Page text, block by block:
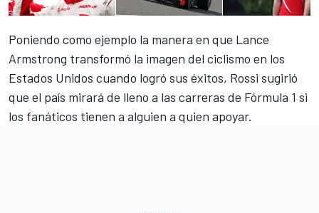
Poniendo como ejemplo la manera en que Lance
Armstrong transformó la imagen del ciclismo en los
Estados Unidos cuando logró sus éxitos, Rossi sugirió
que el país mirará de lleno a las carreras de Fórmula 1 si
los fanáticos tienen a alguien a quien apoyar.